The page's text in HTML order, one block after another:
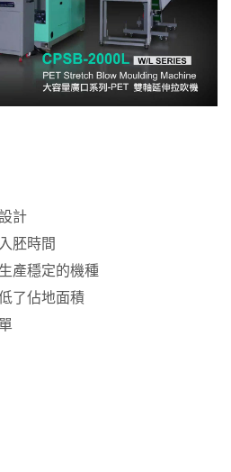
計
胚時間
產穩定的機種
了佔地面積